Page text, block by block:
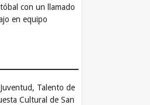
con un llamado
en equipo
Talento de
Cultural de San